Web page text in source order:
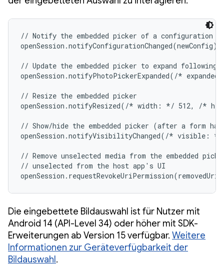
// Notify the embedded picker of a configuration
openSession.notifyConfigurationChanged(newConfig)
// Update the embedded picker to expand
openSession.notifyPhotoPickerExpanded(/*
// Resize the embedded picker
openSession.notifyResized(/* width: */ 512, /*
// Show/hide the embedded picker (after a form
openSession.notifyVisibilityChanged(/* visible:
// Remove unselected media from the embedded
// unselected from the host app's UI
Die eingebettete Bildauswahl ist für Nutzer mit
Android 14 (API-Level 34) oder höher mit SDK-
Erweiterungen ab Version 15 verfügbar. Weitere
Informationen zur Geräteverfügbarkeit der
Bildauswahl.